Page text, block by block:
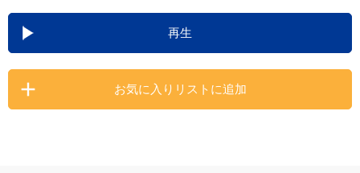
DAMの新曲・ランキングなど
カラオケ最新情報をチェック！
再生
お気に入りリストに追加